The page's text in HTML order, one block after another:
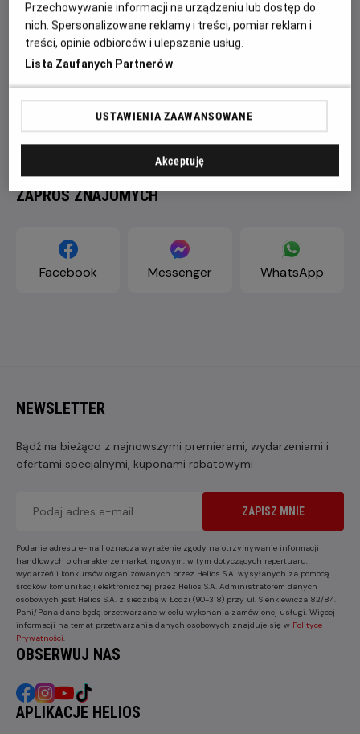
ZAPROŚ ZNAJOMYCH
Facebook Messenger WhatsApp
NEWSLETTER
Bądź na bieżąco z najnowszymi premierami, wydarzeniami i
ofertami specjalnymi, kuponami rabatowymi
ZAPISZ MNIE
Podanie adresu e-mail oznacza wyrażenie zgody na otrzymywanie informacji
handlowych o charakterze marketingowym, w tym dotyczących repertuaru,
wydarzeń i konkursów organizowanych przez Helios S.A. wysyłanych za pomocą
środków komunikacji elektronicznej przez Helios S.A. Administratorem danych
osobowych jest Helios S.A. z siedzibą w Łodzi (90-318) przy ul. Sienkiewicza 82/84.
Pani/Pana dane będą przetwarzane w celu wykonania zamówionej usługi. Więcej
informacji na temat przetwarzania danych osobowych znajduje się w Polityce
Prywatności
OBSERWUJ NAS
APLIKACJE HELIOS
Przechowywanie informacji na urządzeniu lub dostęp do
nich. Spersonalizowane reklamy i treści, pomiar reklam i
treści, opinie odbiorców i ulepszanie usług.
Lista Zaufanych Partnerów
USTAWIENIA ZAAWANSOWANE
Akceptuję